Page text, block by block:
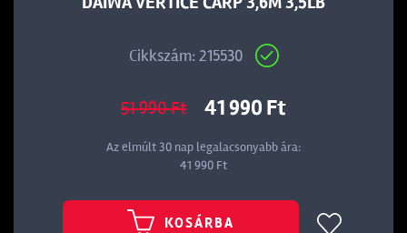
Cikkszám: 215530
51 990 Ft 41 990 Ft
Az elmúlt 30 nap legalacsonyabb ára:
41 990 Ft
KOSÁRBA